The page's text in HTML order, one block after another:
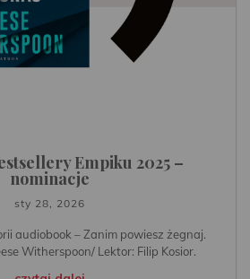
Empiku 2025 –
nominacje
sty 28, 2026
audiobook – Zanim powiesz żegnaj.
Witherspoon/ Lektor: Filip Kosior.